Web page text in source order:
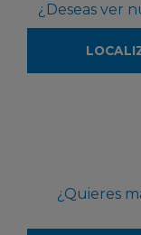
¿Deseas ver
¿Quieres